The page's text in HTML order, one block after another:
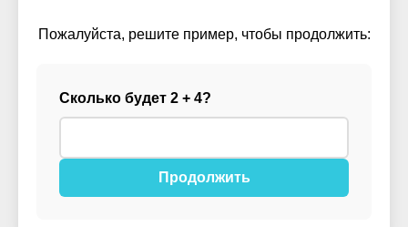
Пожалуйста, решите пример, чтобы продолжить:
Сколько будет 2 + 4?
Продолжить